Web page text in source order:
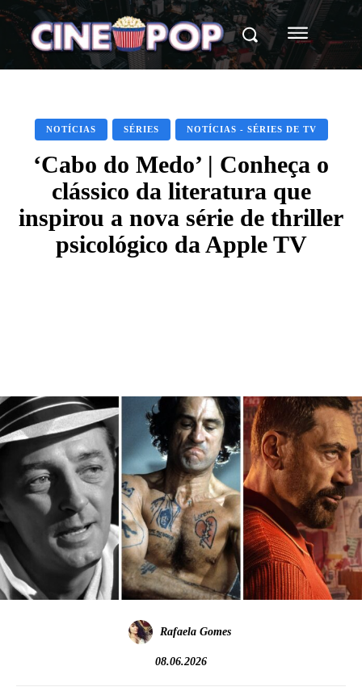
NOTÍCIAS SÉRIES NOTÍCIAS - SÉRIES DE TV
‘Cabo do Medo’ | Conheça o
clássico da literatura que
inspirou a nova série de thriller
psicológico da Apple TV
Rafaela Gomes
08.06.2026